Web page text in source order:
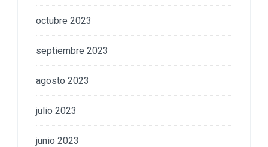
octubre 2023
septiembre 2023
agosto 2023
julio 2023
junio 2023